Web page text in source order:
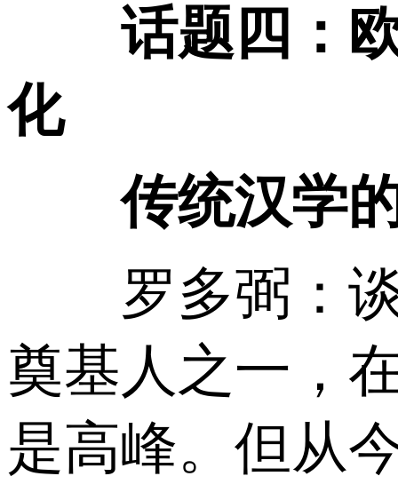
话题四：
化
传统汉学的
罗多弼：谈
奠基人之一，
是高峰。但从